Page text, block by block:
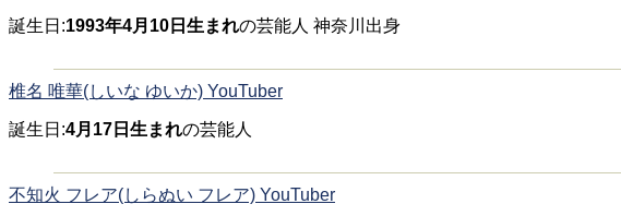
誕生日:1993年4月10日生まれの芸能人 神奈川出身
椎名 唯華(しいな ゆいか) YouTuber
誕生日:4月17日生まれの芸能人
不知火 フレア(しらぬい フレア) YouTuber